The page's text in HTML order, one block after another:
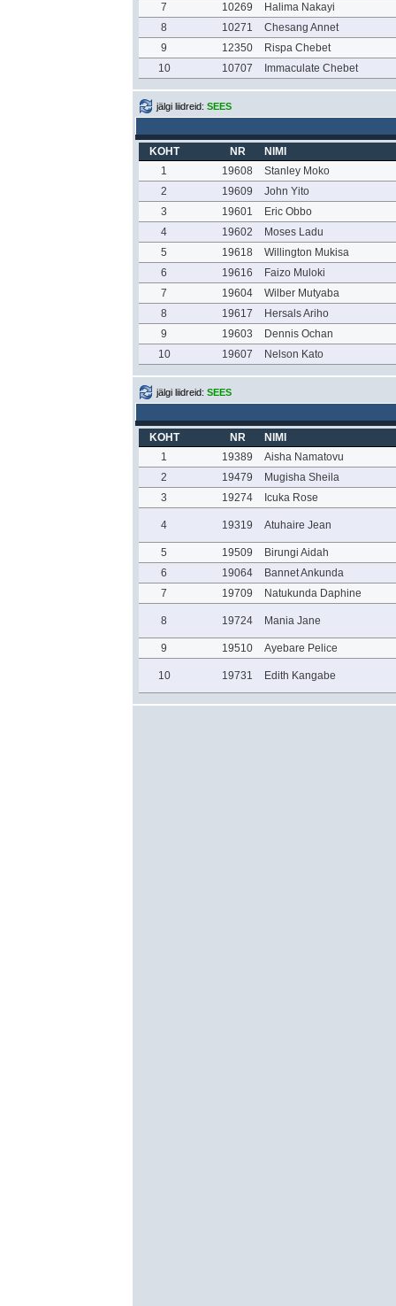
7
10269
Halima Nakayi
8
10271
Chesang Annet
9
12350
Rispa Chebet
10
10707 Immaculate Chebet
jälgi liidreid: SEES
KOHT NR
NIMI
1
19608
Stanley Moko
2
19609
John Yito
3
19601
Eric Obbo
4
19602
Moses Ladu
5
19618
Willington Mukisa
6
19616
Faizo Muloki
7
19604
Wilber Mutyaba
8
19617
Hersals Ariho
9
19603
Dennis Ochan
10
19607 Nelson Kato
jälgi liidreid: SEES
KOHT NR
NIMI
1
19389
Aisha Namatovu
2
19479
Mugisha Sheila
3
19274 Icuka Rose
4 19319 Atuhaire Jean
5 19509
Birungi Aidah
6
19064
Bannet Ankunda
7
19709 Natukunda Daphine
8 19724 Mania Jane
9 19510 Ayebare Pelice
10 19731 Edith Kangabe